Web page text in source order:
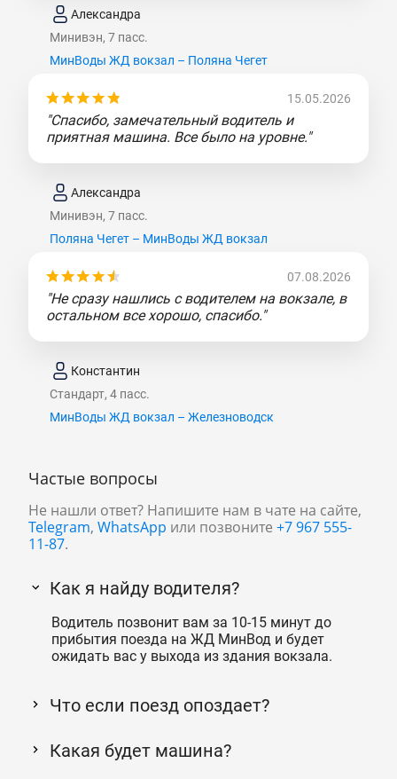
Александра
Минивэн, 7 пасс.
МинВоды ЖД вокзал – Поляна Чегет
15.05.2026
"Спасибо, замечательный водитель и
приятная машина. Все было на уровне."
Александра
Минивэн, 7 пасс.
Поляна Чегет – МинВоды ЖД вокзал
07.08.2026
"Не сразу нашлись с водителем на вокзале, в
остальном все хорошо, спасибо."
Константин
Стандарт, 4 пасс.
МинВоды ЖД вокзал – Железноводск
Частые вопросы
Не нашли ответ? Напишите нам в чате на сайте,
Telegram, WhatsApp или позвоните +7 967 555-
11-87.
Как я найду водителя?
Водитель позвонит вам за 10-15 минут до
прибытия поезда на ЖД МинВод и будет
ожидать вас у выхода из здания вокзала.
Что если поезд опоздает?
Какая будет машина?